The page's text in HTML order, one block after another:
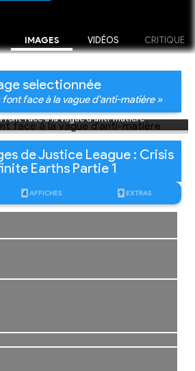
IMAGES VIDÉOS CRITIQUE
selectionnée
font face à la vague d'anti-matière »
font face à la vague d'anti-matière
de Justice League : Crisis
Earths Partie 1
4 AFFICHES 9 EXTRAS